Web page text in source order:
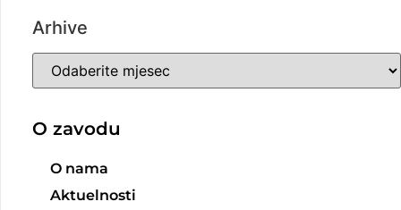
Arhive
O zavodu
O nama
Aktuelnosti